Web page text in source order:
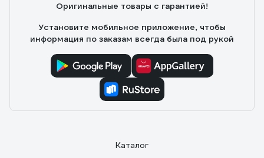
Оригинальные товары с гарантией!
Установите мобильное приложение, чтобы
информация по заказам всегда была под рукой
Каталог